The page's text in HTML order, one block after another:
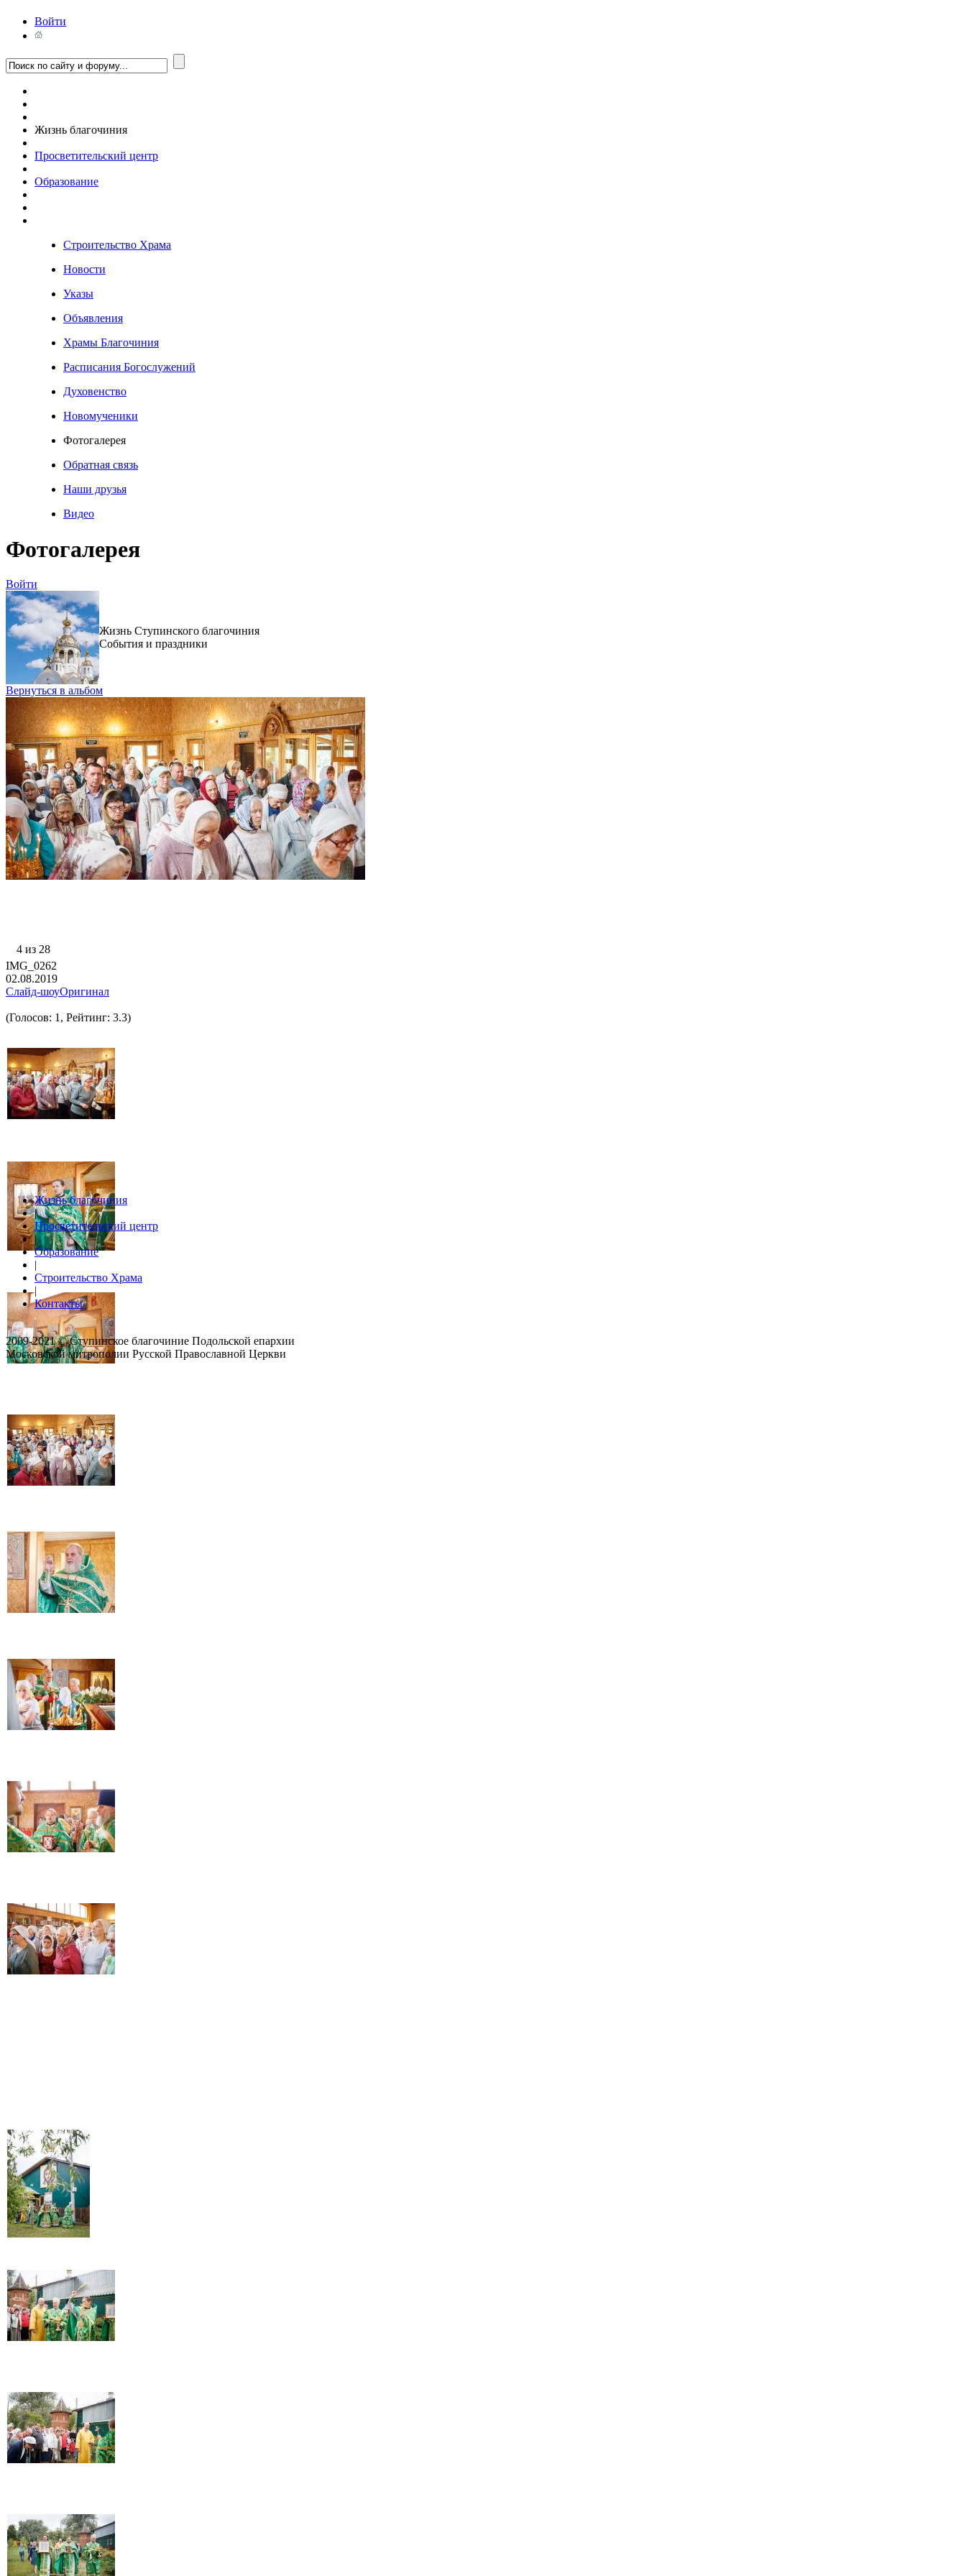
Войти
Жизнь благочиния
Просветительский центр
Образование
Строительство Храма
Новости
Указы
Объявления
Храмы Благочиния
Расписания Богослужений
Духовенство
Новомученики
Фотогалерея
Обратная связь
Наши друзья
Видео
Фотогалерея
Войти
Жизнь Ступинского благочиния
События и праздники
Вернуться в альбом
4 из 28
IMG_0262
02.08.2019
Слайд-шоуОригинал
(Голосов: 1, Рейтинг: 3.3)
Жизнь благочиния
|
Просветительский центр
|
Образование
|
Строительство Храма
|
Контакты
2009-2021 © Ступинское благочиние Подольской епархии
Московской митрополии Русской Православной Церкви